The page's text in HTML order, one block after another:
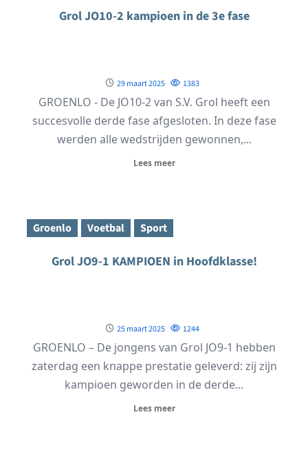
Grol JO10-2 kampioen in de 3e fase
29 maart 2025 1383
GROENLO - De JO10-2 van S.V. Grol heeft een
succesvolle derde fase afgesloten. In deze fase
werden alle wedstrijden gewonnen,...
Lees meer
Groenlo Voetbal Sport
Grol JO9-1 KAMPIOEN in Hoofdklasse!
25 maart 2025 1244
GROENLO – De jongens van Grol JO9-1 hebben
zaterdag een knappe prestatie geleverd: zij zijn
kampioen geworden in de derde...
Lees meer